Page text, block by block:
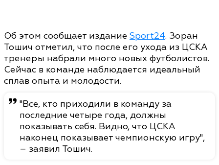
Об этом сообщает издание Sport24. Зоран
Тошич отметил, что после его ухода из ЦСКА
тренеры набрали много новых футболистов.
Сейчас в команде наблюдается идеальный
сплав опыта и молодости.
"Все, кто приходили в команду за
последние четыре года, должны
показывать себя. Видно, что ЦСКА
наконец показывает чемпионскую игру",
– заявил Тошич.